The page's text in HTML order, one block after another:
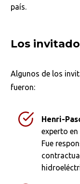
país.
Los
Algunos de los
fueron:
Henri-
experto
Fue